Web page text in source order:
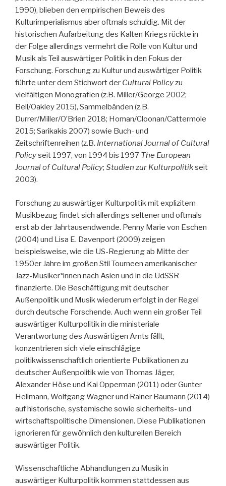
1990), blieben den empirischen Beweis des
Kulturimperialismus aber oftmals schuldig. Mit der
historischen Aufarbeitung des Kalten Kriegs rückte in
der Folge allerdings vermehrt die Rolle von Kultur und
Musik als Teil auswärtiger Politik in den Fokus der
Forschung. Forschung zu Kultur und auswärtiger Politik
führte unter dem Stichwort der Cultural Policyzu
vielfältigen Monografien (z.B. Miller/George 2002;
Bell/Oakley 2015), Sammelbänden (z.B.
Durrer/Miller/OʼBrien 2018; Homan/Cloonan/Cattermole
2015; Sarikakis 2007) sowie Buch- und
Zeitschriftenreihen (z.B. International Journal of Cultural
Policyseit 1997, von 1994 bis 1997 The European
Journal of Cultural Policy; Studien zur Kulturpolitikseit
2003).
Forschung zu auswärtiger Kulturpolitik mit explizitem
Musikbezug findet sich allerdings seltener und oftmals
erst ab der Jahrtausendwende. Penny Marie von Eschen
(2004) und Lisa E. Davenport (2009) zeigen
beispielsweise, wie die US-Regierung ab Mitte der
1950er Jahre im großen Stil Tourneen amerikanischer
Jazz-Musiker*innen nach Asien und in die UdSSR
finanzierte. Die Beschäftigung mit deutscher
Außenpolitik und Musik wiederum erfolgt in der Regel
durch deutsche Forschende. Auch wenn ein großer Teil
auswärtiger Kulturpolitik in die ministeriale
Verantwortung des Auswärtigen Amts fällt,
konzentrieren sich viele einschlägige
politikwissenschaftlich orientierte Publikationen zu
deutscher Außenpolitik wie von Thomas Jäger,
Alexander Höse und Kai Opperman (2011) oder Gunter
Hellmann, Wolfgang Wagner und Rainer Baumann (2014)
auf historische, systemische sowie sicherheits- und
wirtschaftspolitische Dimensionen. Diese Publikationen
ignorieren für gewöhnlich den kulturellen Bereich
auswärtiger Politik.
Wissenschaftliche Abhandlungen zu Musik in
auswärtiger Kulturpolitik kommen stattdessen aus